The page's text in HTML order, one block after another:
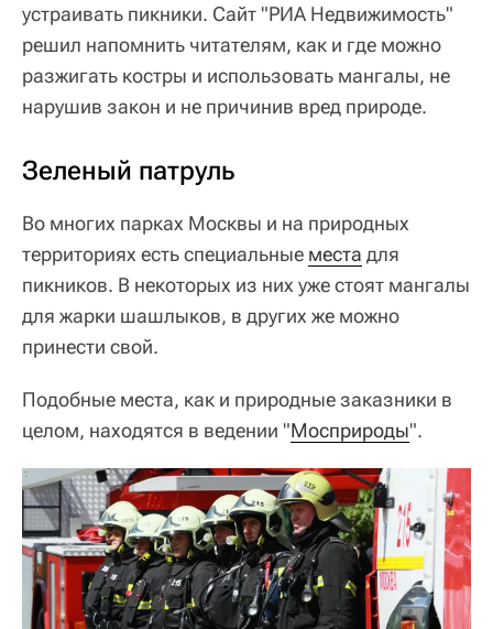
устраивать пикники. Сайт "РИА Недвижимость"
решил напомнить читателям, как и где можно
разжигать костры и использовать мангалы, не
нарушив закон и не причинив вред природе.
Зеленый патруль
Во многих парках Москвы и на природных
территориях есть специальные места для
пикников. В некоторых из них уже стоят мангалы
для жарки шашлыков, в других же можно
принести свой.
Подобные места, как и природные заказники в
целом, находятся в ведении "Мосприроды".